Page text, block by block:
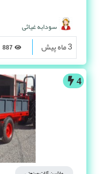
سودابه غیاثی
3 ماه پیش
4